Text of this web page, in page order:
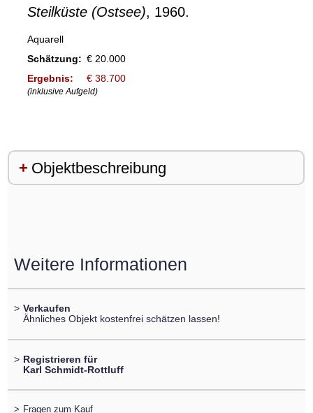
Steilküste (Ostsee), 1960.
Aquarell
Schätzung: € 20.000
Ergebnis:
€ 38.700
(inklusive Aufgeld)
Objektbeschreibung
Weitere Informationen
> Verkaufen
Ähnliches Objekt kostenfrei schätzen lassen!
> Registrieren für
Karl Schmidt-Rottluff
> Fragen zum Kauf